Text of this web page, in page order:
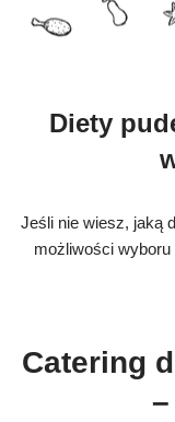
Diety
Jeśli nie wiesz, jaką
możliwości
Catering